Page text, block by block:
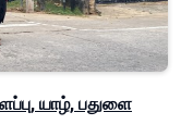
யாழ், பதுளை